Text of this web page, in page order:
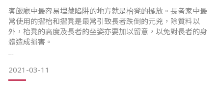
客飯廳中最容易埋藏陷阱的地方就是枱凳的擺放。長者家中最
常使用的摺枱和摺凳是最常引致長者跌倒的元兇，除質料以
外，枱凳的高度及長者的坐姿亦要加以留意，以免對長者的身
體造成損害。
2021-03-11